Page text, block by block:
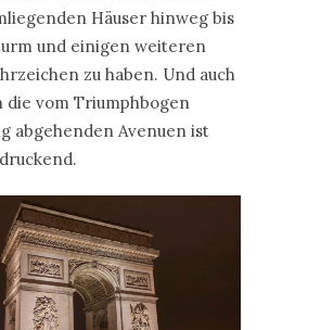
Häuser hinweg bis
und einigen weiteren
zu haben. Und auch
die vom Triumphbogen
abgehenden Avenuen ist